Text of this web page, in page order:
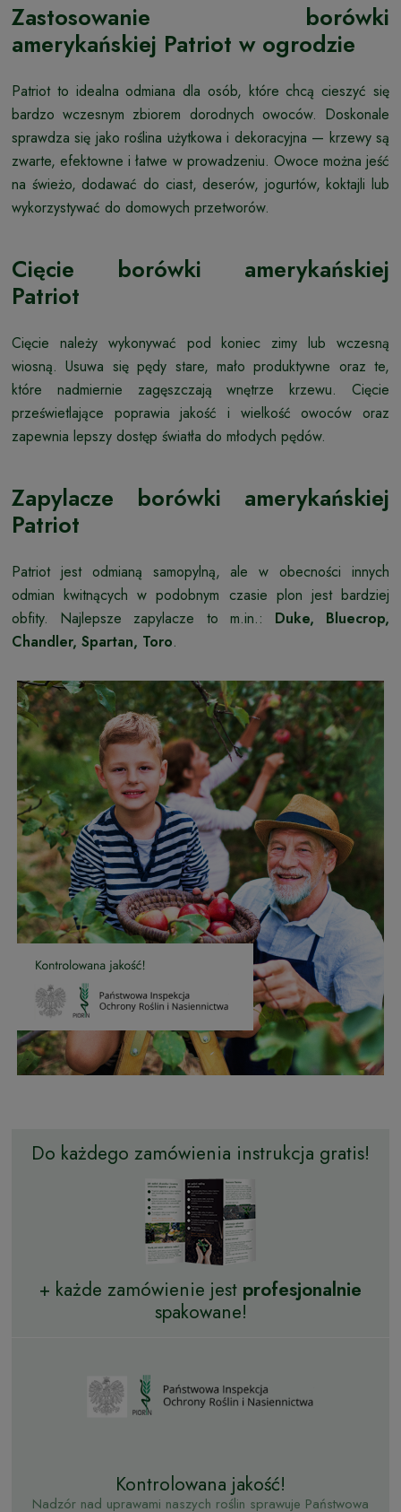
Zastosowanie borówki
amerykańskiej Patriot w ogrodzie
Patriot to idealna odmiana dla osób, które chcą cieszyć się
bardzo wczesnym zbiorem dorodnych owoców. Doskonale
sprawdza się jako roślina użytkowa i dekoracyjna — krzewy są
zwarte, efektowne i łatwe w prowadzeniu. Owoce można jeść
na świeżo, dodawać do ciast, deserów, jogurtów, koktajli lub
wykorzystywać do domowych przetworów.
Cięcie borówki amerykańskiej
Patriot
Cięcie należy wykonywać pod koniec zimy lub wczesną
wiosną. Usuwa się pędy stare, mało produktywne oraz te,
które nadmiernie zagęszczają wnętrze krzewu. Cięcie
prześwietlające poprawia jakość i wielkość owoców oraz
zapewnia lepszy dostęp światła do młodych pędów.
Zapylacze borówki amerykańskiej
Patriot
Patriot jest odmianą samopylną, ale w obecności innych
odmian kwitnących w podobnym czasie plon jest bardziej
obfity. Najlepsze zapylacze to m.in.: Duke, Bluecrop,
Chandler, Spartan, Toro.
Do każdego zamówienia instrukcja gratis!
+ każde zamówienie jest profesjonalnie
spakowane!
Kontrolowana jakość!
Nadzór nad uprawami naszych roślin sprawuje Państwowa